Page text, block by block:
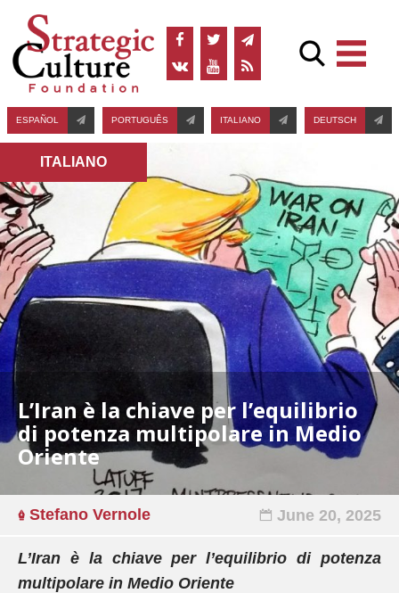
ESPAÑOL PORTUGUÊS ITALIANO DEUTSCH
ITALIANO
L’Iran è la chiave per l’equilibrio
di potenza multipolare in Medio
Oriente
Stefano Vernole June 20, 2025
L’Iran è la chiave per l’equilibrio di potenza
multipolare in Medio Oriente